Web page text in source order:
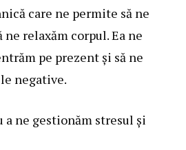
care ne permite să ne
relaxăm corpul. Ea ne
pe prezent și să ne
negative.
ne gestionăm stresul și